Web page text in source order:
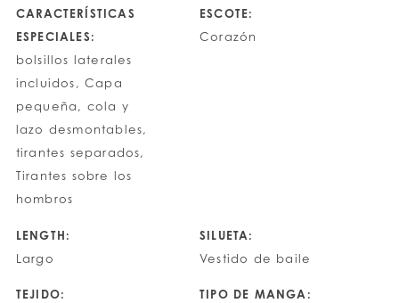
CARACTERÍSTICAS
ESPECIALES:
bolsillos laterales
incluidos, Capa
pequeña, cola y
lazo desmontables,
tirantes separados,
Tirantes sobre los
hombros
ESCOTE:
Corazón
LENGTH:
Largo
SILUETA:
Vestido de baile
TEJIDO:
TIPO DE MANGA: